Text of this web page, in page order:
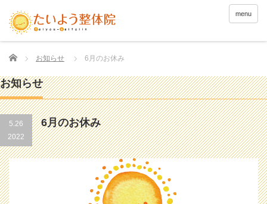
menu
Home お知らせ 6月のお休み
お知らせ
5.26
2022
6月のお休み